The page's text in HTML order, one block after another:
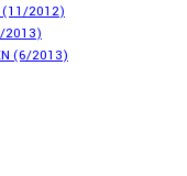
(11/2012)
2013)
(6/2013)